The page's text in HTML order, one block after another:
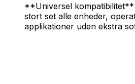
**Universel
stort set alle enheder,
applikationer uden ekstra